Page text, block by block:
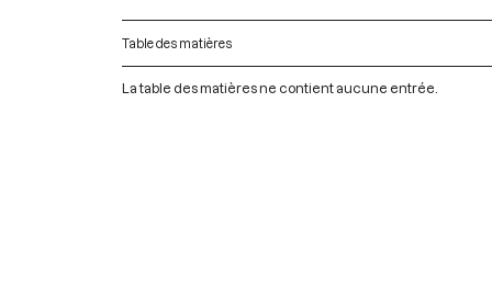
Table des matières
La table des matières ne contient aucune entrée.